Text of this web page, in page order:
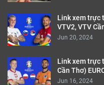
Link xem trực
VTV2, VTV
Jun 20, 2024
Link xem trực
Cần Thơ)
Jun 16, 2024